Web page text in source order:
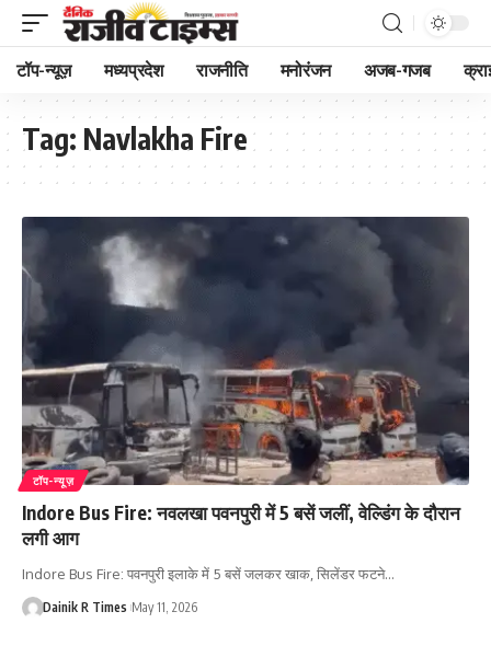
टॉप-न्यूज़ मध्यप्रदेश राजनीति मनोरंजन अजब-गजब
Tag: Navlakha Fire
टॉप-न्यूज़
Indore Bus Fire: नवलखा पवनपुरी में 5 बसें जलीं, वेल्डिंग के दौरान
लगी आग
Indore Bus Fire: पवनपुरी इलाके में 5 बसें जलकर खाक, सिलेंडर फटने…
Dainik R Times May 11, 2026